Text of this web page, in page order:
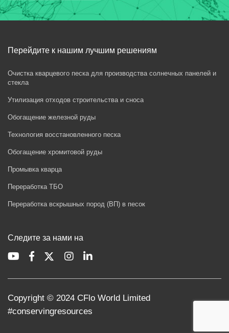
Перейдите к нашим лучшим решениям
Очистка кварцевого песка для производства солнечных панелей и
стекла
Утилизация отходов строительства и сноса
Обогащение железной руды
Технология восстановленного песка
Обогащение хромитовой руды
Промывка кварца
Переработка ТБО
Переработка вскрышных пород (ВП) в песок
Следите за нами на
Copyright © 2024 CFlo World Limited
#conservingresources